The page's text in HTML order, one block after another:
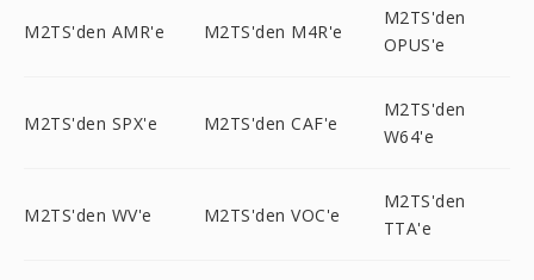
M2TS'den AMR'e M2TS'den M4R'e
M2TS'den
OPUS'e
M2TS'den SPX'e M2TS'den CAF'e
M2TS'den
W64'e
M2TS'den WV'e M2TS'den VOC'e
M2TS'den
TTA'e